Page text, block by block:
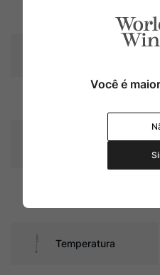
Temperatura
Você é